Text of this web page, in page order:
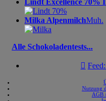
Lindt Excellence 70%
Milka AlpenmilchMuh.
Alle Schokoladentests...

Nutzung
AGB